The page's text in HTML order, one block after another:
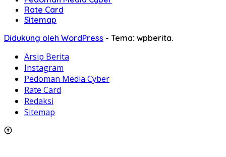
Rate Card
Sitemap
Didukung oleh WordPress - Tema: wpberita.
Arsip Berita
Instagram
Pedoman Media Cyber
Rate Card
Redaksi
Sitemap